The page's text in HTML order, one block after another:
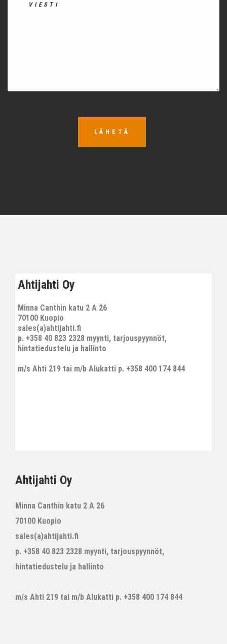
LÄHETÄ
Ahtijahti Oy
Minna Canthin katu 2 A 26
70100 Kuopio
sales(a)ahtijahti.fi
p. +358 40 823 2328 myynti, tarjouspyynnöt,
hintatiedustelu ja hallinto
m/s Ahti 219 tai m/b Alukatti p. +358 400 174 844
Ahtijahti Oy
Minna Canthin katu 2 A 26
70100 Kuopio
sales(a)ahtijahti.fi
p. +358 40 823 2328 myynti, tarjouspyynnöt,
hintatiedustelu ja hallinto
m/s Ahti 219 tai m/b Alukatti p. +358 400 174 844